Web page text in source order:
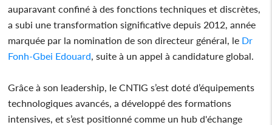
auparavant confiné à des fonctions techniques et discrètes,
a subi une transformation significative depuis 2012, année
marquée par la nomination de son directeur général, le Dr
Fonh-Gbei Edouard, suite à un appel à candidature global.
Grâce à son leadership, le CNTIG s’est doté d’équipements
technologiques avancés, a développé des formations
intensives, et s’est positionné comme un hub d'échange